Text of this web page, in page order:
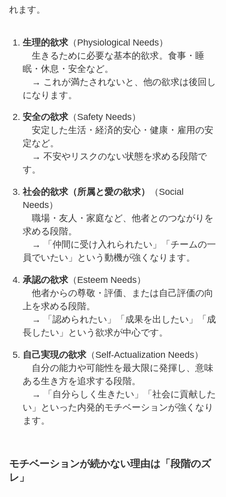
れます。
生理的欲求（Physiological Needs）
生きるために必要な基本的欲求。食事・睡
眠・休息・安全など。
→ これが満たされないと、他の欲求は後回し
になります。
安全の欲求（Safety Needs）
安定した生活・経済的安心・健康・雇用の安
定など。
→ 不安やリスクのない状態を求める段階で
す。
社会的欲求（所属と愛の欲求）
（Social
Needs）
職場・友人・家庭など、他者とのつながりを
求める段階。
→ 「仲間に受け入れられたい」「チームの一
員でいたい」という動機が強くなります。
承認の欲求（Esteem Needs）
他者からの尊敬・評価、または自己評価の向
上を求める段階。
→ 「認められたい」「成果を出したい」「成
長したい」という欲求が中心です。
自己実現の欲求（Self-Actualization Needs）
自分の能力や可能性を最大限に発揮し、意味
ある生き方を追求する段階。
→ 「自分らしく生きたい」「社会に貢献した
い」といった内発的モチベーションが強くなり
ます。
モチベーションが続かない理由は「段階のズ
レ」